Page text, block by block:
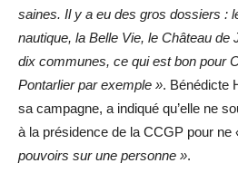
saines. Il y a eu des gros dossiers :
nautique, la Belle Vie, le Château de
dix communes, ce qui est bon pour
Pontarlier par exemple ». Bénédicte
sa campagne, a indiqué qu’elle ne
à la présidence de la CCGP pour ne
pouvoirs sur une personne ».